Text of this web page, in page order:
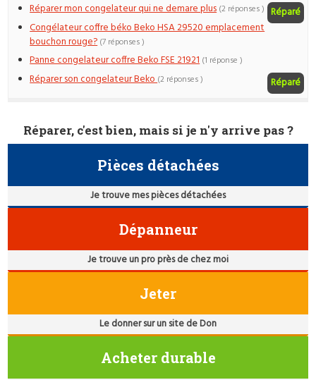
Réparer mon congelateur qui ne demare plus Réparé
(2 réponses )
Congélateur coffre béko Beko HSA 29520 emplacement
bouchon rouge? (7 réponses )
Panne congelateur coffre Beko FSE 21921 (1 réponse )
Réparer son congelateur Beko Réparé
(2 réponses )
Réparer, c'est bien, mais si je n'y arrive pas ?
Pièces détachées
Je trouve mes pièces détachées
Dépanneur
Je trouve un pro près de chez moi
Jeter
Le donner sur un site de Don
Acheter durable